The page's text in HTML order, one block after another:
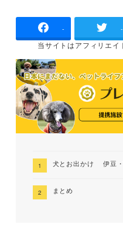
- -
当サイトはアフィリエイ
犬とお出かけ 伊豆・
まとめ